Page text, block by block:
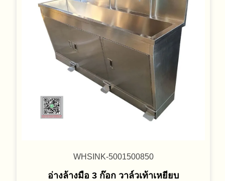
WHSINK-5001500850
อ่างล้างมือ 3 ก๊อก วาล์วเท้าเหยียบ